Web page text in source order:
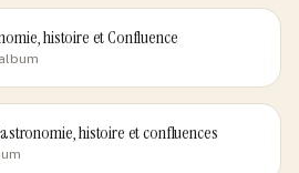
histoire et Confluence
album
histoire et confluences